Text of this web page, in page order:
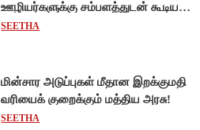
ஊழியர்களுக்கு சம்பளத்துடன் கூடிய
விடுப்பு - உயர்நீதிமன்றம் அதிரடி
SEETHA
மின்சார அடுப்புகள் மீதான இறக்குமதி
வரியைக் குறைக்கும் மத்திய அரசு!
SEETHA